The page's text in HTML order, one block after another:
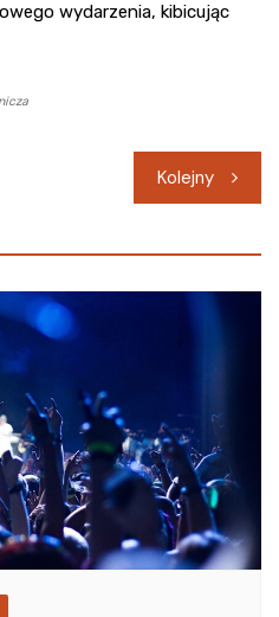
wydarzenia, kibicując
Kolejny